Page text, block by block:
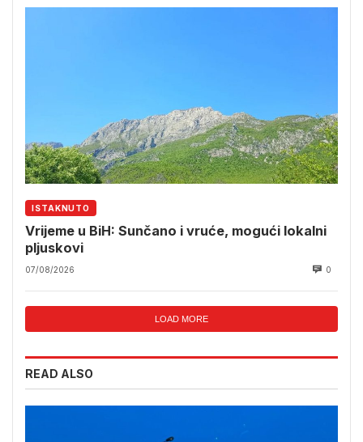
ISTAKNUTO
Vrijeme u BiH: Sunčano i vruće, mogući lokalni
pljuskovi
07/08/2026 0
LOAD MORE
READ ALSO